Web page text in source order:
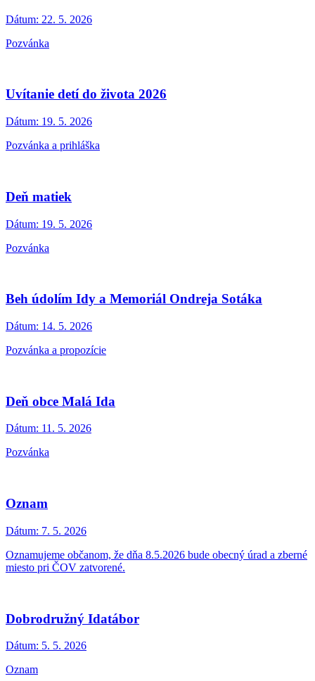
Dátum: 22. 5. 2026
Pozvánka
Uvítanie detí do života 2026
Dátum: 19. 5. 2026
Pozvánka a prihláška
Deň matiek
Dátum: 19. 5. 2026
Pozvánka
Beh údolím Idy a Memoriál Ondreja Sotáka
Dátum: 14. 5. 2026
Pozvánka a propozície
Deň obce Malá Ida
Dátum: 11. 5. 2026
Pozvánka
Oznam
Dátum: 7. 5. 2026
Oznamujeme občanom, že dňa 8.5.2026 bude obecný úrad a zberné
miesto pri ČOV zatvorené.
Dobrodružný Idatábor
Dátum: 5. 5. 2026
Oznam